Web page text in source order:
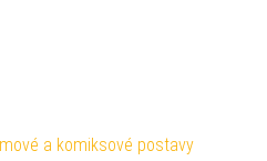
a komiksové postavy